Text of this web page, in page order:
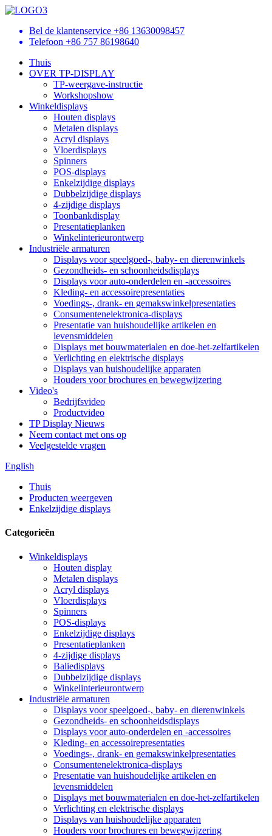
Bel de klantenservice +86 13630098457
Telefoon +86 757 86198640
Thuis
OVER TP-DISPLAY
TP-weergave-instructie
Workshopshow
Winkeldisplays
Houten displays
Metalen displays
Acryl displays
Vloerdisplays
Spinners
POS-displays
Enkelzijdige displays
Dubbelzijdige displays
4-zijdige displays
Toonbankdisplay
Presentatieplanken
Winkelinterieurontwerp
Industriële armaturen
Displays voor speelgoed-, baby- en dierenwinkels
Gezondheids- en schoonheidsdisplays
Displays voor auto-onderdelen en -accessoires
Kleding- en accessoirepresentaties
Voedings-, drank- en gemakswinkelpresentaties
Consumentenelektronica-displays
Presentatie van huishoudelijke artikelen en
levensmiddelen
Displays met bouwmaterialen en doe-het-zelfartikelen
Verlichting en elektrische displays
Displays van huishoudelijke apparaten
Houders voor brochures en bewegwijzering
Video's
Bedrijfsvideo
Productvideo
TP Display Nieuws
Neem contact met ons op
Veelgestelde vragen
English
Thuis
Producten weergeven
Enkelzijdige displays
Categorieën
Winkeldisplays
Houten display
Metalen displays
Acryl displays
Vloerdisplays
Spinners
POS-displays
Enkelzijdige displays
Presentatieplanken
4-zijdige displays
Baliedisplays
Dubbelzijdige displays
Winkelinterieurontwerp
Industriële armaturen
Displays voor speelgoed-, baby- en dierenwinkels
Gezondheids- en schoonheidsdisplays
Displays voor auto-onderdelen en -accessoires
Kleding- en accessoirepresentaties
Voedings-, drank- en gemakswinkelpresentaties
Consumentenelektronica-displays
Presentatie van huishoudelijke artikelen en
levensmiddelen
Displays met bouwmaterialen en doe-het-zelfartikelen
Verlichting en elektrische displays
Displays van huishoudelijke apparaten
Houders voor brochures en bewegwijzering